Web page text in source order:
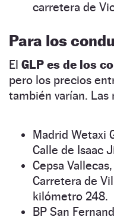
carretera de
Para los
El GLP es de los
pero los precios
también varían. Las
Madrid Wetaxi
Calle de Isaac
Cepsa
Carretera de
kilómetro 248.
BP San